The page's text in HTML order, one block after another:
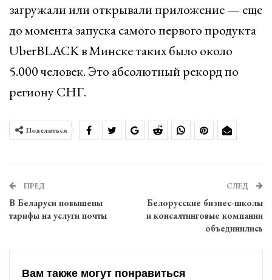
загружали или открывали приложение — еще
до момента запуска самого первого продукта
UberBLACK в Минске таких было около
5.000 человек. Это абсолютный рекорд по
региону СНГ.
Поделиться
ПРЕД
В Беларуси повышены
тарифы на услуги почты
СЛЕД
Белорусские бизнес-школы
и консалтинговые компании
объединились
Вам также могут понравиться